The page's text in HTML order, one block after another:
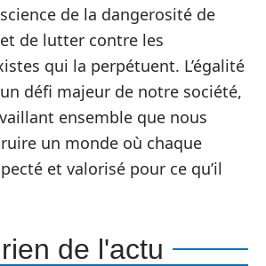
de la dangerosité de
de lutter contre les
qui la perpétuent. L’égalité
défi majeur de notre société,
ensemble que nous
un monde où chaque
et valorisé pour ce qu’il
de l'actu